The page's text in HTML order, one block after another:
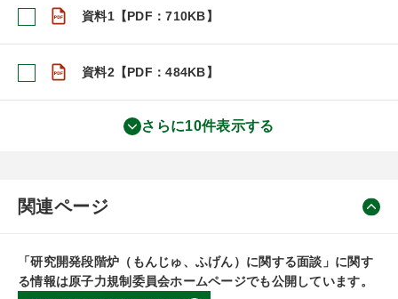
資料1【PDF：710KB】
資料2【PDF：484KB】
さらに10件表示する
関連ページ
「研究開発段階炉（もんじゅ、ふげん）に関する面談」に関す
る情報は原子力規制委員会ホームページでも公開しています。